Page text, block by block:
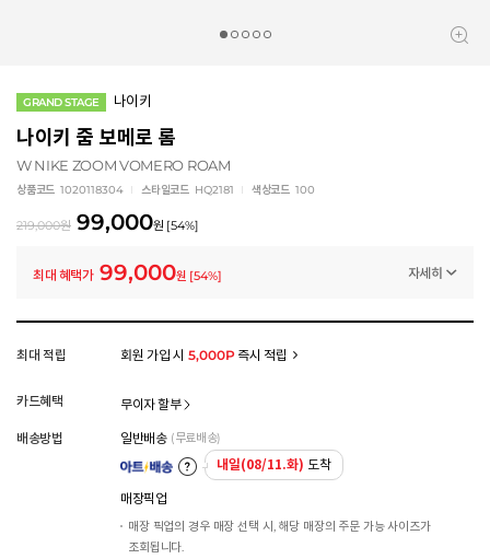
GRAND STAGE 나이키
나이키 줌 보메로 롬
W NIKE ZOOM VOMERO ROAM
상품코드 1020118304 스타일코드 HQ2181 색상코드 100
219,000원 99,000원 [54%]
최대 혜택가 99,000원 [54%] 자세히
모든 혜택이 적용된 금액으로, 실제 결제 금액과는 차이가 있을 수 있습니다.
최대 적립 회원 가입 시 5,000P즉시 적립
카드혜택 무이자 할부
배송방법 일반배송 (무료배송)
내일(08/11.화) 도착
매장픽업
매장 픽업의 경우 매장 선택 시, 해당 매장의 주문 가능 사이즈가
조회됩니다.